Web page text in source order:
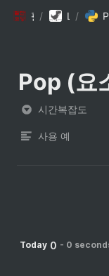
팔만코딩경
/ Library DB
/
Pop (요
시간복잡도
사용 예
Today 0 - 0